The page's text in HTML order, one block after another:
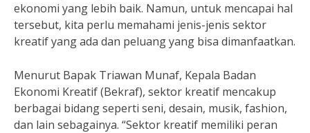
ekonomi yang lebih baik. Namun, untuk mencapai hal
tersebut, kita perlu memahami jenis-jenis sektor
kreatif yang ada dan peluang yang bisa dimanfaatkan.
Menurut Bapak Triawan Munaf, Kepala Badan
Ekonomi Kreatif (Bekraf), sektor kreatif mencakup
berbagai bidang seperti seni, desain, musik, fashion,
dan lain sebagainya. “Sektor kreatif memiliki peran